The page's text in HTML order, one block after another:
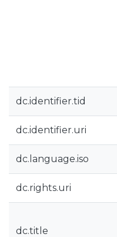
dc.identifier.tid
dc.identifier.uri
dc.language.iso
dc.rights.uri
dc.title